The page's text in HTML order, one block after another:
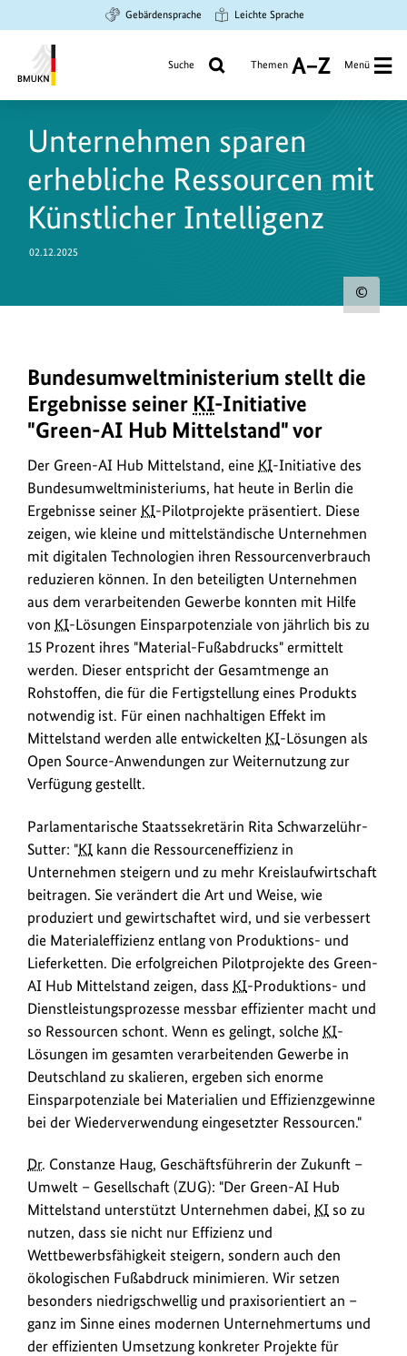
Hauptinhalt
springen
Suche
springen
Hauptnavigation
springen
Gebärdensprache Leichte Sprache
Umwelt,
Naturschutz
und
nukleare
Sicherheit
Suche Themen
A
Z
Menü
Unternehmen sparen
erhebliche Ressourcen mit
Künstlicher Intelligenz
02.12.2025
Der
Green-
Hub
Mittelstand,
eine
KI-
Initiative
des
Bundesumweltministeriums,
Berlin
die
Ergebnisse
seiner
KI-
Pilotprojekte
präsentiert.
Bundesumweltministerium stellt die
Ergebnisse seiner KI-Initiative
"Green-AI Hub Mittelstand" vor
Der Green-AI Hub Mittelstand, eine KI-Initiative des
Bundesumweltministeriums, hat heute in Berlin die
Ergebnisse seiner KI-Pilotprojekte präsentiert. Diese
zeigen, wie kleine und mittelständische Unternehmen
mit digitalen Technologien ihren Ressourcenverbrauch
reduzieren können. In den beteiligten Unternehmen
aus dem verarbeitenden Gewerbe konnten mit Hilfe
von KI-Lösungen Einsparpotenziale von jährlich bis zu
15 Prozent ihres "Material-Fußabdrucks" ermittelt
werden. Dieser entspricht der Gesamtmenge an
Rohstoffen, die für die Fertigstellung eines Produkts
notwendig ist. Für einen nachhaltigen Effekt im
Mittelstand werden alle entwickelten KI-Lösungen als
Open Source-Anwendungen zur Weiternutzung zur
Verfügung gestellt.
Parlamentarische Staatssekretärin Rita Schwarzelühr-
Sutter: "KI kann die Ressourceneffizienz in
Unternehmen steigern und zu mehr Kreislaufwirtschaft
beitragen. Sie verändert die Art und Weise, wie
produziert und gewirtschaftet wird, und sie verbessert
die Materialeffizienz entlang von Produktions- und
Lieferketten. Die erfolgreichen Pilotprojekte des Green-
AI Hub Mittelstand zeigen, dass KI-Produktions- und
Dienstleistungsprozesse messbar effizienter macht und
so Ressourcen schont. Wenn es gelingt, solche KI-
Lösungen im gesamten verarbeitenden Gewerbe in
Deutschland zu skalieren, ergeben sich enorme
Einsparpotenziale bei Materialien und Effizienzgewinne
bei der Wiederverwendung eingesetzter Ressourcen."
Dr. Constanze Haug, Geschäftsführerin der Zukunft –
Umwelt – Gesellschaft (ZUG): "Der Green-AI Hub
Mittelstand unterstützt Unternehmen dabei, KI so zu
nutzen, dass sie nicht nur Effizienz und
Wettbewerbsfähigkeit steigern, sondern auch den
ökologischen Fußabdruck minimieren. Wir setzen
besonders niedrigschwellig und praxisorientiert an –
ganz im Sinne eines modernen Unternehmertums und
der effizienten Umsetzung konkreter Projekte für